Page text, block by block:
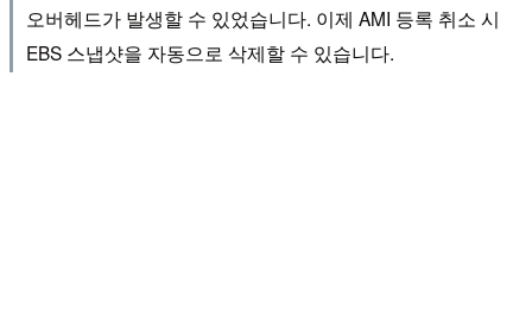
오버헤드가 발생할 수 있었습니다. 이제 AMI 등록 취소 시
EBS 스냅샷을 자동으로 삭제할 수 있습니다.